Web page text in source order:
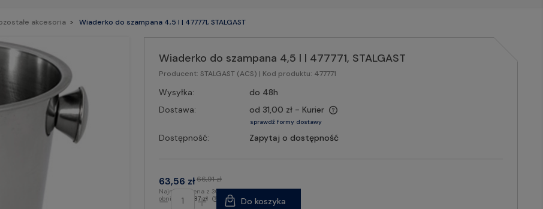
akcesoria Wiaderko do szampana 4,5 l | 477771, STALGAST
Wiaderko do szampana 4,5 l | 477771, STALGAST
Producent: STALGAST (ACS) | Kod produktu: 477771
Wysyłka:
do 48h
Dostawa:
od 31,00 zł - Kurier
sprawdź formy dostawy
Dostępność: Zapytaj o dostępność
63,56 zł66,91 zł
Najniższa cena z 30 dni przed
obniżką: 56,87 zł Do koszyka